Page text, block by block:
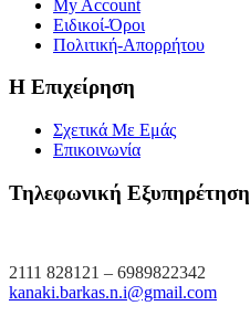
My Account
Ειδικοί-Όροι
Πολιτική-Απορρήτου
Η Επιχείρηση
Σχετικά Με Εμάς
Επικοινωνία
Τηλεφωνική Εξυπηρέτηση
2111 828121 – 6989822342
kanaki.barkas.n.i@gmail.com